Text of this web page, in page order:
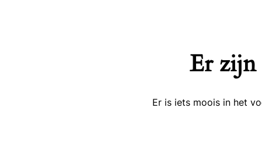
Er zijn
Er is iets moois in het